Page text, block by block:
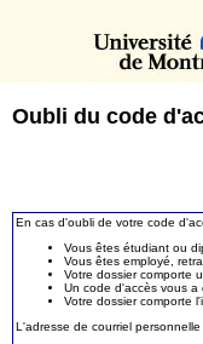
Oubli du code
En cas d'oubli de votre code
Vous êtes étudiant ou
Vous êtes employé,
Votre dossier comporte
Un code d'accès vous a
Votre dossier comporte
L'adresse de courriel